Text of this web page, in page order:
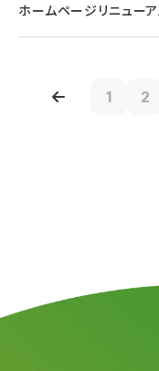
ホームページリニュー
1 2